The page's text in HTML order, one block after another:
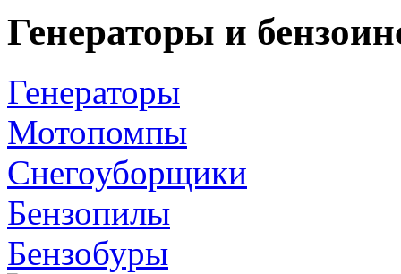
Генераторы и
Генераторы
Мотопомпы
Снегоуборщики
Бензопилы
Бензобуры